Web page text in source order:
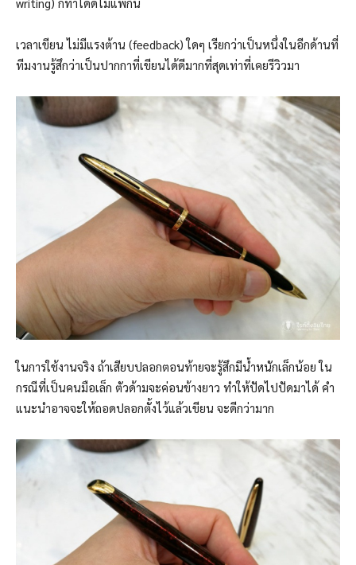
เวลาเขียน ไม่มีแรงต้าน (feedback) ใดๆ เรียกว่าเป็นหนึ่งในอีกด้านที่
ทีมงานรู้สึกว่าเป็นปากกาที่เขียนได้ดีมากที่สุดเท่าที่เคยรีวิวมา
ในการใช้งานจริง ถ้าเสียบปลอกตอนท้ายจะรู้สึกมีน้ำหนักเล็กน้อย ใน
กรณีที่เป็นคนมือเล็ก ตัวด้ามจะค่อนข้างยาว ทำให้ปัดไปปัดมาได้ คำ
แนะนำอาจจะให้ถอดปลอกตั้งไว้แล้วเขียน จะดีกว่ามาก